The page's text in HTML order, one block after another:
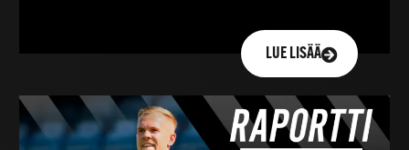
LUE LISÄÄ